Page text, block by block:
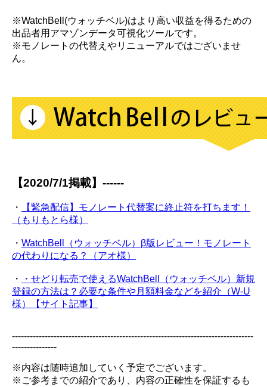
※WatchBell(ウォッチベル)はより高い収益を得るための
出品者用アマゾンデータ可視化ツールです。
※モノレートの代替えやリニューアルではございませ
ん。
【2020/7/1掲載】------
・
【緊急配信】モノレート代替案に終止符を打ちます！
（もりもとら様）
・ WatchBell（ウォッチベル）β版レビュー！モノレート
の代わりになる？（アオ様）
・
・せどり転売で使えるWatchBell（ウォッチベル）新規
登録の方法は？必要な条件や月額料金などを紹介（W-U
様）【サイト記事】
---------------------------------------------------------------------------------
---------------
※内容は随時追加していく予定でございます。
※ご参考までの紹介であり、内容の正確性を保証するも